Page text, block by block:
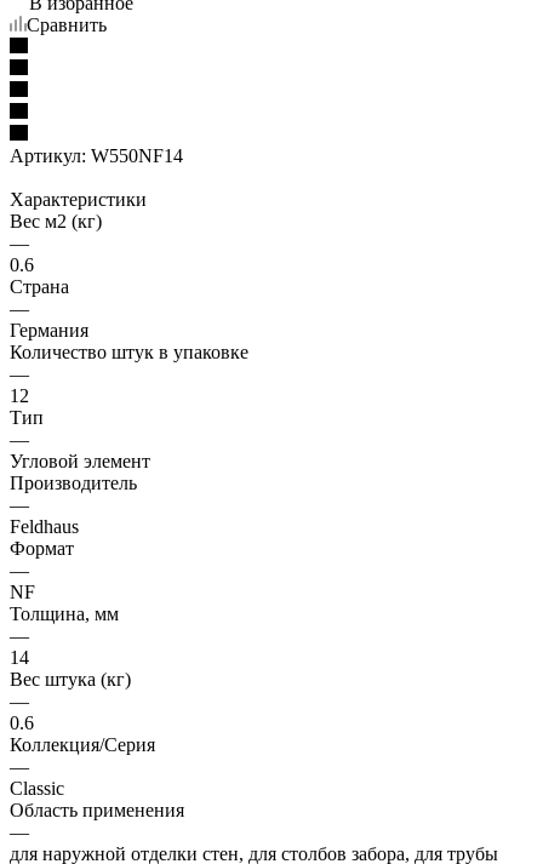
Сравнить
Артикул: W550NF14
Характеристики
Вес м2 (кг)
—
0.6
Страна
—
Германия
Количество штук в упаковке
—
12
Тип
—
Угловой элемент
Производитель
—
Feldhaus
Формат
—
NF
Толщина, мм
—
14
Вес штука (кг)
—
0.6
Коллекция/Серия
—
Classic
Область применения
—
для наружной отделки стен, для столбов забора, для трубы